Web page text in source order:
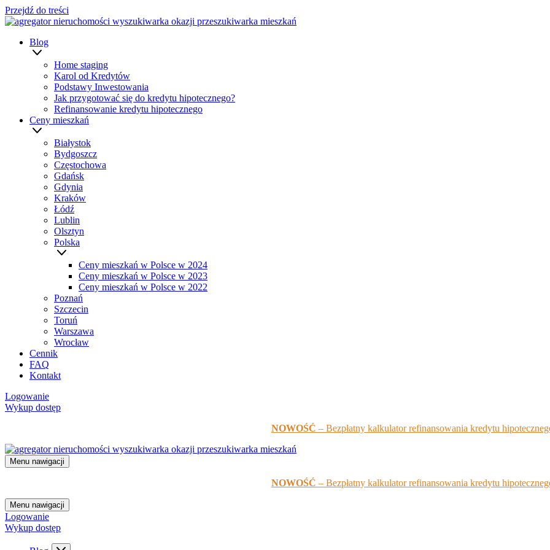
Przejdź do treści
Blog
Home staging
Karol od Kredytów
Podstawy Inwestowania
Jak przygotować się do kredytu hipotecznego?
Refinansowanie kredytu hipotecznego
Ceny mieszkań
Białystok
Bydgoszcz
Częstochowa
Gdańsk
Gdynia
Kraków
Łódź
Lublin
Olsztyn
Polska
Ceny mieszkań w Polsce w 2024
Ceny mieszkań w Polsce w 2023
Ceny mieszkań w Polsce w 2022
Poznań
Szczecin
Toruń
Warszawa
Wrocław
Cennik
FAQ
Kontakt
Logowanie
Wykup dostęp
NOWOŚĆ – Bezpłatny kalkulator refinansowania kredytu
Menu nawigacji
NOWOŚĆ – Bezpłatny kalkulator refinansowania kredytu
Menu nawigacji
Logowanie
Wykup dostęp